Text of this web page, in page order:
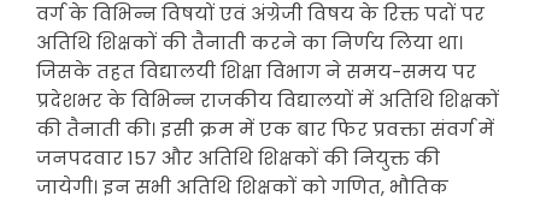
वर्ग के विभिन्न विषयों एवं अंग्रेजी विषय के रिक्त पदों पर
अतिथि शिक्षकों की तैनाती करने का निर्णय लिया था।
जिसके तहत विद्यालयी शिक्षा विभाग ने समय-समय पर
प्रदेशभर के विभिन्न राजकीय विद्यालयों में अतिथि शिक्षकों
की तैनाती की। इसी क्रम में एक बार फिर प्रवक्ता संवर्ग में
जनपदवार 157 और अतिथि शिक्षकों की नियुक्त की
जायेगी। इन सभी अतिथि शिक्षकों को गणित, भौतिक